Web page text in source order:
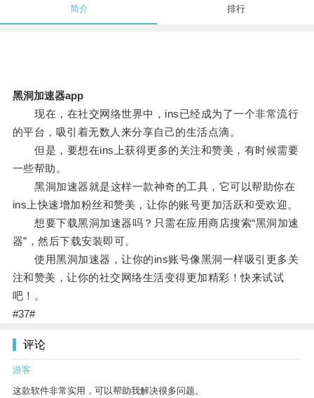
简介 排行
黑洞加速器app
现在，在社交网络世界中，ins已经成为了一个非常流行
的平台，吸引着无数人来分享自己的生活点滴。
但是，要想在ins上获得更多的关注和赞美，有时候需要
一些帮助。
黑洞加速器就是这样一款神奇的工具，它可以帮助你在
ins上快速增加粉丝和赞美，让你的账号更加活跃和受欢迎。
想要下载黑洞加速器吗？只需在应用商店搜索“黑洞加速
器”，然后下载安装即可。
使用黑洞加速器，让你的ins账号像黑洞一样吸引更多关
注和赞美，让你的社交网络生活变得更加精彩！快来试试
吧！。
#37#
评论
游客
这款软件非常实用，可以帮助我解决很多问题。